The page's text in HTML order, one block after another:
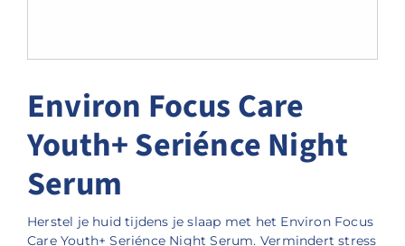
Environ Focus Care
Youth+ Seriénce Night
Serum
Herstel je huid tijdens je slaap met het Environ Focus
Care Youth+ Seriénce Night Serum. Vermindert stress